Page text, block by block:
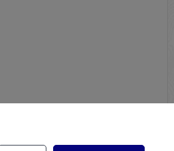
di